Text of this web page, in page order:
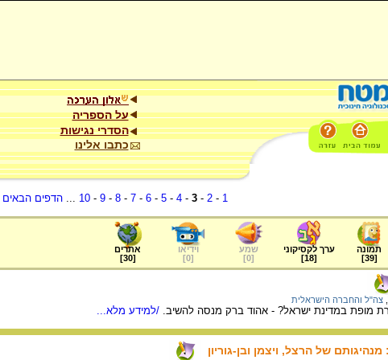
על הספריה
הסדרי נגישות
כתבו אלינו
1
-
2
-
3
-
4
-
5
-
6
-
7
-
8
-
9
-
10
...הדפים הבאים
תמונה
[
39
]
ערך לקסיקוני
[
18
]
שמע
[
0
]
וידיאו
[
0
]
אתרים
[
30
]
צה"ל והחברה הישראלית
מופת במדינת ישראל? - אהוד ברק מנסה להשיב. /למידע מלא...
של הרצל, ויצמן ובן-גוריון